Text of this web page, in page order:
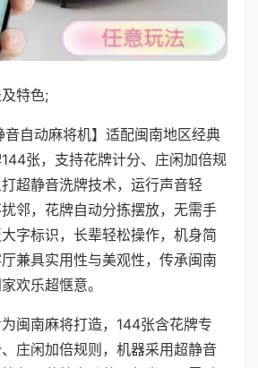
特色;
音自动麻将机】适配闽南地区经典
张，支持花牌计分、庄闲加倍规
超静音洗牌技术，运行声音轻
邻，花牌自动分拣摆放，无需手
字标识，长辈轻松操作，机身简
兼具实用性与美观性，传承闽南
欢乐超惬意。
闽南麻将打造，144张含花牌专
庄闲加倍规则，机器采用超静音